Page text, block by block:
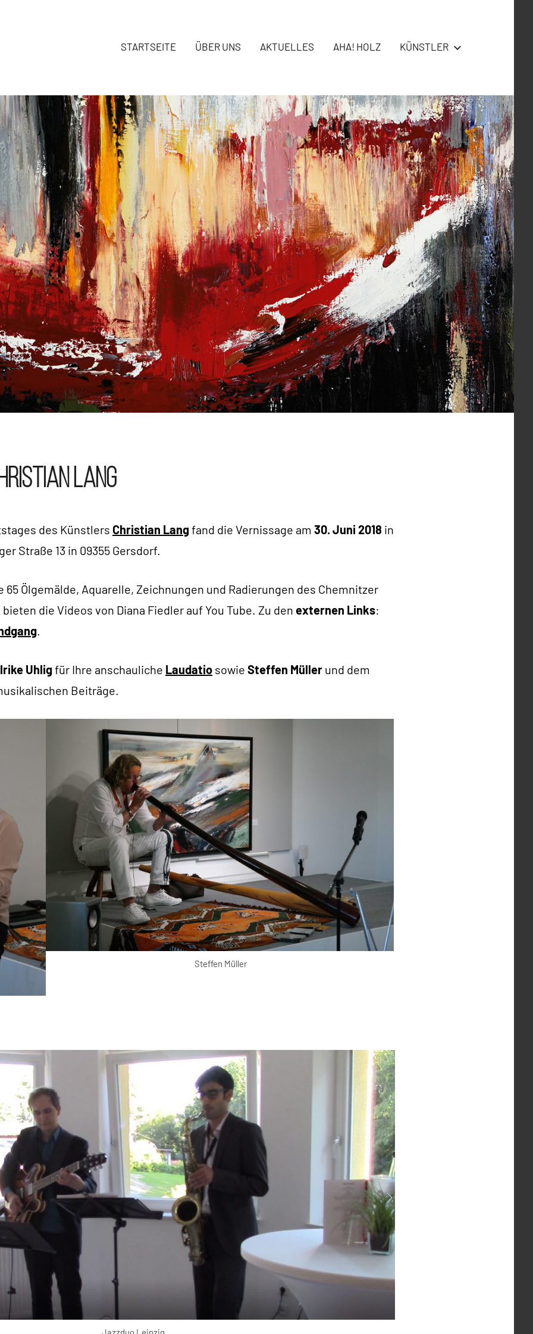
STARTSEITE ÜBER UNS AKTUELLES AHA! HOLZ KÜNSTLER
LANG
des Künstlers Christian Langfand die Vernissage am 30. Juni 2018 in
Straße 13 in 09355 Gersdorf.
Ölgemälde, Aquarelle, Zeichnungen und Radierungen des Chemnitzer
die Videos von Diana Fiedler auf You Tube. Zu den externen Links:
.
Uhligfür Ihre anschauliche Laudatio sowie Steffen Müller und dem
Beiträge.
Steffen Müller